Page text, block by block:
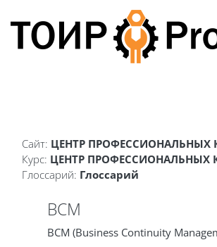
Перейти к основному содержанию
Сайт: ЦЕНТР ПРОФЕССИОНАЛЬНЫХ
Курс: ЦЕНТР ПРОФЕССИОНАЛЬНЫХ
Глоссарий: Глоссарий
BCM
BCM (Business Continuity